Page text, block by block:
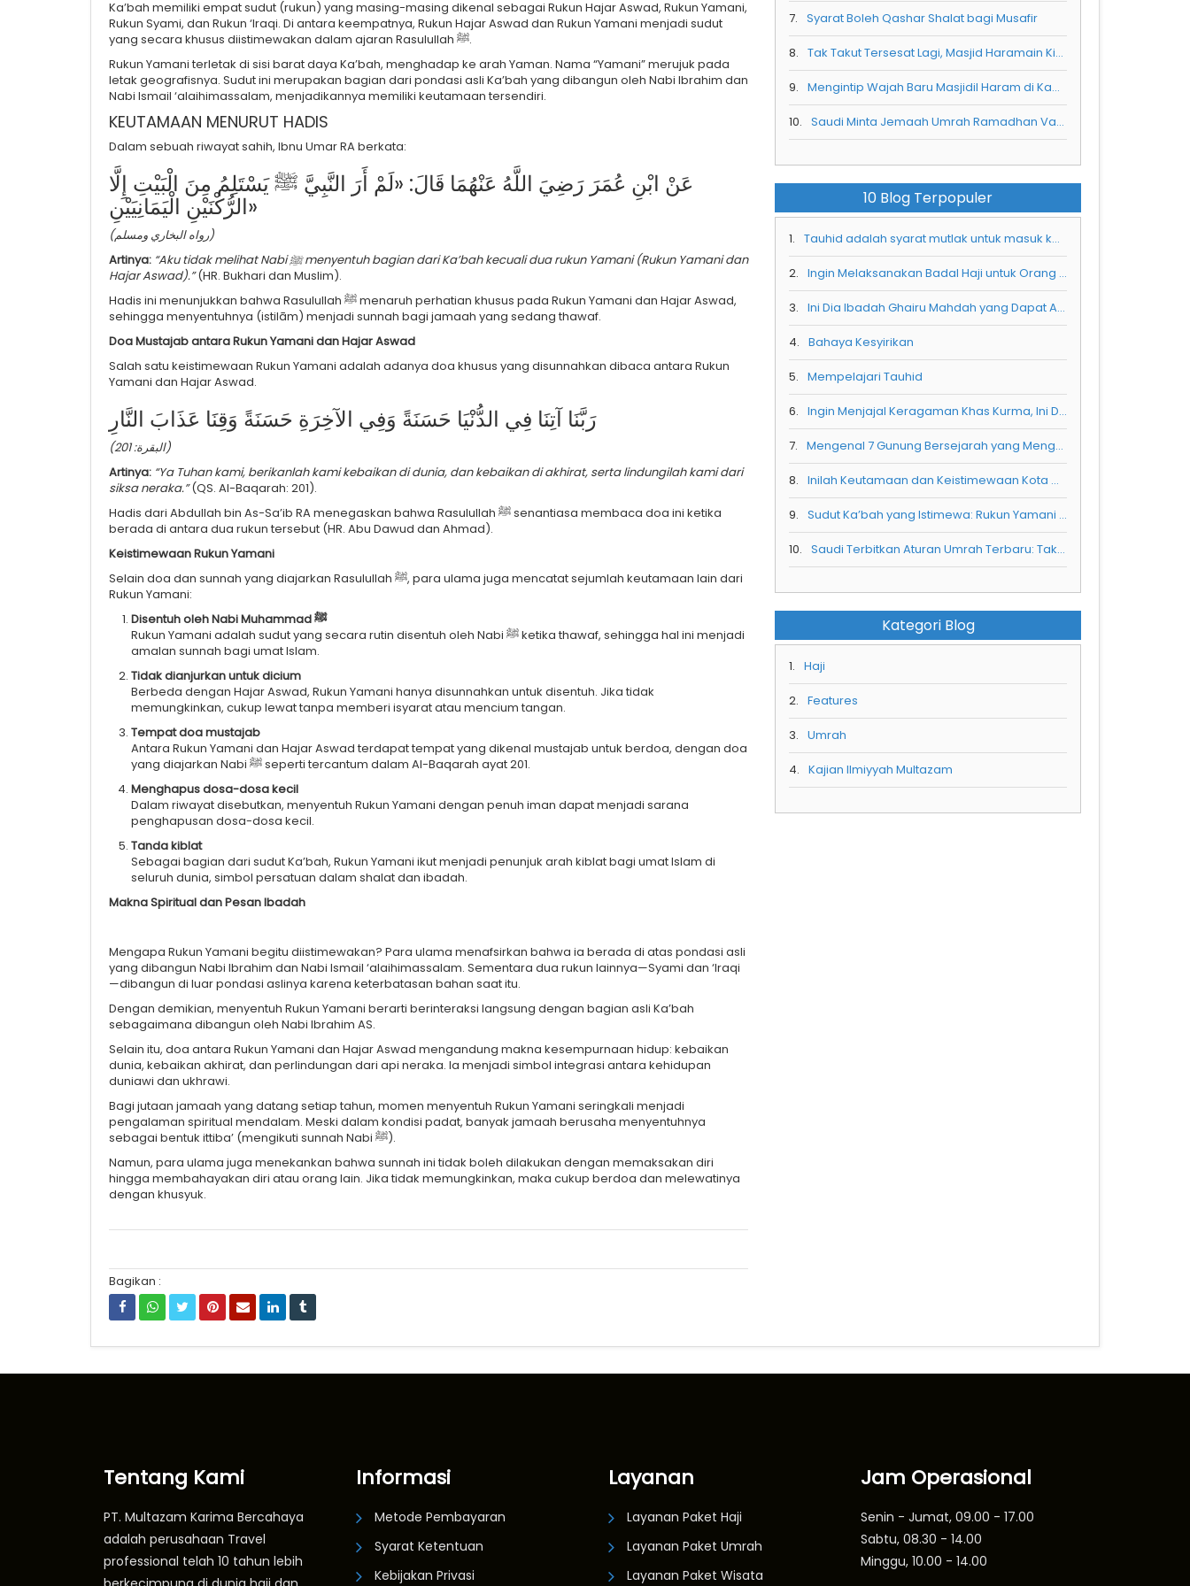
Ka’bah memiliki empat sudut (rukun) yang masing-masing dikenal sebagai Rukun Hajar Aswad, Rukun Yamani,
Rukun Syami, dan Rukun ‘Iraqi. Di antara keempatnya, Rukun Hajar Aswad dan Rukun Yamani menjadi sudut
yang secara khusus diistimewakan dalam ajaran Rasulullah ﷺ.
Rukun Yamani terletak di sisi barat daya Ka’bah, menghadap ke arah Yaman. Nama “Yamani” merujuk pada
letak geografisnya. Sudut ini merupakan bagian dari pondasi asli Ka’bah yang dibangun oleh Nabi Ibrahim dan
Nabi Ismail ‘alaihimassalam, menjadikannya memiliki keutamaan tersendiri.
KEUTAMAAN MENURUT HADIS
Dalam sebuah riwayat sahih, Ibnu Umar RA berkata:
عَنْ ابْنِ عُمَرَ رَضِيَ اللَّهُ عَنْهُمَا قَالَ: «لَمْ أَرَ النَّبِيَّ ﷺ يَسْتَلِمُ مِنَ الْبَيْتِ إِلَّا
الرُّكْنَيْنِ الْيَمَانِيَيْنِ»
(رواه البخاري ومسلم)
Artinya: “Aku tidak melihat Nabi ﷺ menyentuh bagian dari Ka’bah kecuali dua rukun Yamani (Rukun Yamani dan
Hajar Aswad).”(HR. Bukhari dan Muslim).
Hadis ini menunjukkan bahwa Rasulullah ﷺ menaruh perhatian khusus pada Rukun Yamani dan Hajar Aswad,
sehingga menyentuhnya (istilām) menjadi sunnah bagi jamaah yang sedang thawaf.
Doa Mustajab antara Rukun Yamani dan Hajar Aswad
Salah satu keistimewaan Rukun Yamani adalah adanya doa khusus yang disunnahkan dibaca antara Rukun
Yamani dan Hajar Aswad.
رَبَّنَا آتِنَا فِي الدُّنْيَا حَسَنَةً وَفِي الآخِرَةِ حَسَنَةً وَقِنَا عَذَابَ النَّارِ
(البقرة: 201)
Artinya: “Ya Tuhan kami, berikanlah kami kebaikan di dunia, dan kebaikan di akhirat, serta lindungilah kami dari
siksa neraka.”(QS. Al-Baqarah: 201).
Hadis dari Abdullah bin As-Sa’ib RA menegaskan bahwa Rasulullah ﷺ senantiasa membaca doa ini ketika
berada di antara dua rukun tersebut (HR. Abu Dawud dan Ahmad).
Keistimewaan Rukun Yamani
Selain doa dan sunnah yang diajarkan Rasulullah ﷺ, para ulama juga mencatat sejumlah keutamaan lain dari
Rukun Yamani:
Disentuh oleh Nabi Muhammad ﷺ
Rukun Yamani adalah sudut yang secara rutin disentuh oleh Nabi ﷺ ketika thawaf, sehingga hal ini menjadi
amalan sunnah bagi umat Islam.
Tidak dianjurkan untuk dicium
Berbeda dengan Hajar Aswad, Rukun Yamani hanya disunnahkan untuk disentuh. Jika tidak
memungkinkan, cukup lewat tanpa memberi isyarat atau mencium tangan.
Tempat doa mustajab
Antara Rukun Yamani dan Hajar Aswad terdapat tempat yang dikenal mustajab untuk berdoa, dengan doa
yang diajarkan Nabi ﷺ seperti tercantum dalam Al-Baqarah ayat 201.
Menghapus dosa-dosa kecil
Dalam riwayat disebutkan, menyentuh Rukun Yamani dengan penuh iman dapat menjadi sarana
penghapusan dosa-dosa kecil.
Tanda kiblat
Sebagai bagian dari sudut Ka’bah, Rukun Yamani ikut menjadi penunjuk arah kiblat bagi umat Islam di
seluruh dunia, simbol persatuan dalam shalat dan ibadah.
Makna Spiritual dan Pesan Ibadah
Mengapa Rukun Yamani begitu diistimewakan? Para ulama menafsirkan bahwa ia berada di atas pondasi asli
yang dibangun Nabi Ibrahim dan Nabi Ismail ‘alaihimassalam. Sementara dua rukun lainnya—Syami dan ‘Iraqi
—dibangun di luar pondasi aslinya karena keterbatasan bahan saat itu.
Dengan demikian, menyentuh Rukun Yamani berarti berinteraksi langsung dengan bagian asli Ka’bah
sebagaimana dibangun oleh Nabi Ibrahim AS.
Selain itu, doa antara Rukun Yamani dan Hajar Aswad mengandung makna kesempurnaan hidup: kebaikan
dunia, kebaikan akhirat, dan perlindungan dari api neraka. Ia menjadi simbol integrasi antara kehidupan
duniawi dan ukhrawi.
Bagi jutaan jamaah yang datang setiap tahun, momen menyentuh Rukun Yamani seringkali menjadi
pengalaman spiritual mendalam. Meski dalam kondisi padat, banyak jamaah berusaha menyentuhnya
sebagai bentuk ittiba’ (mengikuti sunnah Nabi ﷺ).
Namun, para ulama juga menekankan bahwa sunnah ini tidak boleh dilakukan dengan memaksakan diri
hingga membahayakan diri atau orang lain. Jika tidak memungkinkan, maka cukup berdoa dan melewatinya
dengan khusyuk.
Bagikan :
7. Syarat Boleh Qashar Shalat bagi Musafir
8. Tak Takut Tersesat Lagi, Masjid Haramain Kini Punya Peta Pintar Interaktif yang Bisa Pandu Jemaah
9. Mengintip Wajah Baru Masjidil Haram di Kawasan Perluasan Ketiga dan Sistem Layanan Terpadunya
10. Saudi Minta Jemaah Umrah Ramadhan Vaksin Meningitis Sebelum Berangkat ke Tanah Suci
10 Blog Terpopuler
1. Tauhid adalah syarat mutlak untuk masuk ke dalam surga
2. Ingin Melaksanakan Badal Haji untuk Orang Tua, Ini Dia Syaratnya
3. Ini Dia Ibadah Ghairu Mahdah yang Dapat Anda Kerjakan Saat Haji dan Umrah
4. Bahaya Kesyirikan
5. Mempelajari Tauhid
6. Ingin Menjajal Keragaman Khas Kurma, Ini Dia 4 Kurma Rekomendasi Untuk Anda
7. Mengenal 7 Gunung Bersejarah yang Mengelilingi Masjidil Haram
8. Inilah Keutamaan dan Keistimewaan Kota Makkah Al Mukarramah
9. Sudut Ka’bah yang Istimewa: Rukun Yamani dan Makna Spiritualnya
10. Saudi Terbitkan Aturan Umrah Terbaru: Tak Ada Visa Umrah Jika Belum Booking Hotel di Nusuk
Kategori Blog
1. Haji
2. Features
3. Umrah
4. Kajian Ilmiyyah Multazam
Tentang Kami
PT. Multazam Karima Bercahaya
adalah perusahaan Travel
professional telah 10 tahun lebih
Informasi
Metode Pembayaran
Syarat Ketentuan
Kebijakan Privasi
Layanan
Layanan Paket Haji
Layanan Paket Umrah
Layanan Paket Wisata
Jam Operasional
Senin - Jumat, 09.00 - 17.00
Sabtu, 08.30 - 14.00
Minggu, 10.00 - 14.00